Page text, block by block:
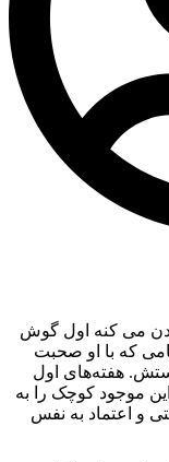
می کنه اول گوش
که با او صحبت
هفته‌های اول
کوچک را به
و اعتماد به نفس